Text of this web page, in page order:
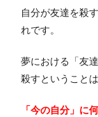
自分が友達を殺
れです。
夢における「友
殺すということは
「今の自分」に